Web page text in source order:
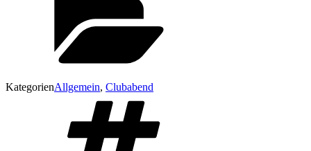
KategorienAllgemein, Clubabend